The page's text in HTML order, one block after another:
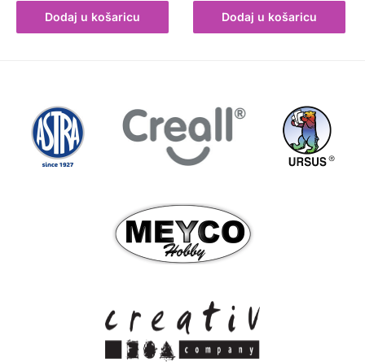
Dodaj u košaricu Dodaj u košaricu